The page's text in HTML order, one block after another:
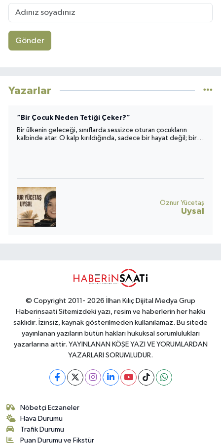
Gönder
Yazarlar
“Bir Çocuk Neden Tetiği Çeker?”
Bir ülkenin geleceği, sınıflarda sessizce oturan çocukların
kalbinde atar. O kalp kırıldığında, sadece bir hayat değil; bir
Öznur Yücetaş
Uysal
© Copyright 2011- 2026 İlhan Kılıç Dijital Medya Grup
Haberinsaati Sitemizdeki yazı, resim ve haberlerin her hakkı
saklıdır. İzinsiz, kaynak gösterilmeden kullanılamaz. Bu sitede
yayınlanan yazıların bütün hakları hukuksal sorumlulukları
yazarlarına aittir. YAYINLANAN KÖŞE YAZI VE YORUMLARDAN
YAZARLARI SORUMLUDUR.
Nöbetçi Eczaneler
Hava Durumu
Trafik Durumu
Puan Durumu ve Fikstür